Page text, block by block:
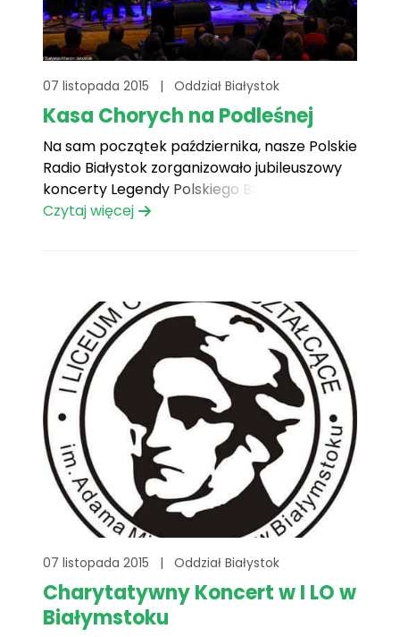
07 listopada 2015 | Oddział Białystok
Kasa Chorych na Podleśnej
Na sam początek października, nasze Polskie
Radio Białystok zorganizowało jubileuszowy
koncerty Legendy Polskiego Bluesa, Kasy
Chorych.
Czytaj więcej
07 listopada 2015 | Oddział Białystok
Charytatywny Koncert w I LO w
Białymstoku